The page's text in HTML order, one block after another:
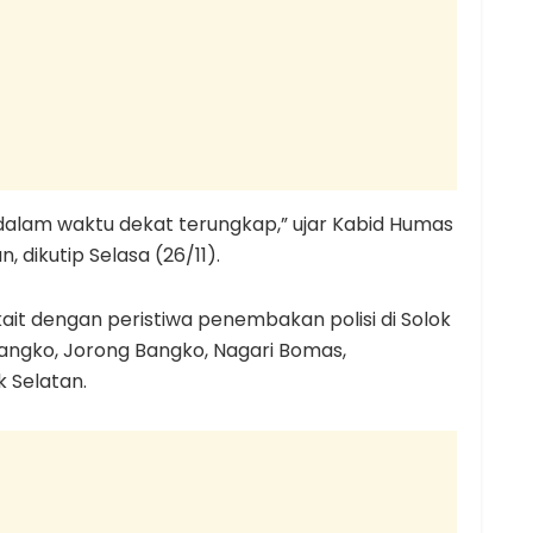
waktu dekat terungkap,” ujar Kabid Humas
dikutip Selasa (26/11).
dengan peristiwa penembakan polisi di Solok
Jorong Bangko, Nagari Bomas,
Selatan.